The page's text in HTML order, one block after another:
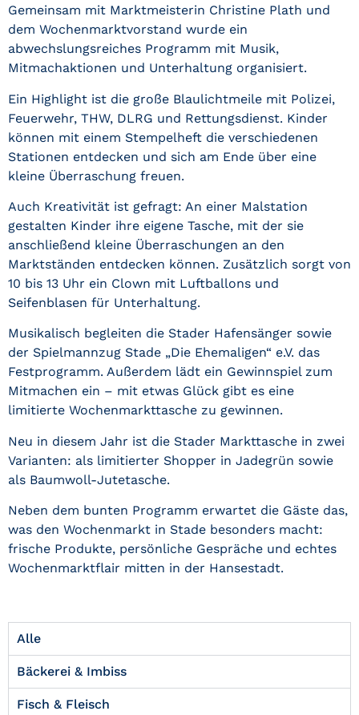
Gemeinsam mit Marktmeisterin Christine Plath und
dem Wochenmarktvorstand wurde ein
abwechslungsreiches Programm mit Musik,
Mitmachaktionen und Unterhaltung organisiert.
Ein Highlight ist die große Blaulichtmeile mit Polizei,
Feuerwehr, THW, DLRG und Rettungsdienst. Kinder
können mit einem Stempelheft die verschiedenen
Stationen entdecken und sich am Ende über eine
kleine Überraschung freuen.
Auch Kreativität ist gefragt: An einer Malstation
gestalten Kinder ihre eigene Tasche, mit der sie
anschließend kleine Überraschungen an den
Marktständen entdecken können. Zusätzlich sorgt von
10 bis 13 Uhr ein Clown mit Luftballons und
Seifenblasen für Unterhaltung.
Musikalisch begleiten die Stader Hafensänger sowie
der Spielmannzug Stade „Die Ehemaligen“ e.V. das
Festprogramm. Außerdem lädt ein Gewinnspiel zum
Mitmachen ein – mit etwas Glück gibt es eine
limitierte Wochenmarkttasche zu gewinnen.
Neu in diesem Jahr ist die Stader Markttasche in zwei
Varianten: als limitierter Shopper in Jadegrün sowie
als Baumwoll-Jutetasche.
Neben dem bunten Programm erwartet die Gäste das,
was den Wochenmarkt in Stade besonders macht:
frische Produkte, persönliche Gespräche und echtes
Wochenmarktflair mitten in der Hansestadt.
Alle
Bäckerei & Imbiss
Fisch & Fleisch